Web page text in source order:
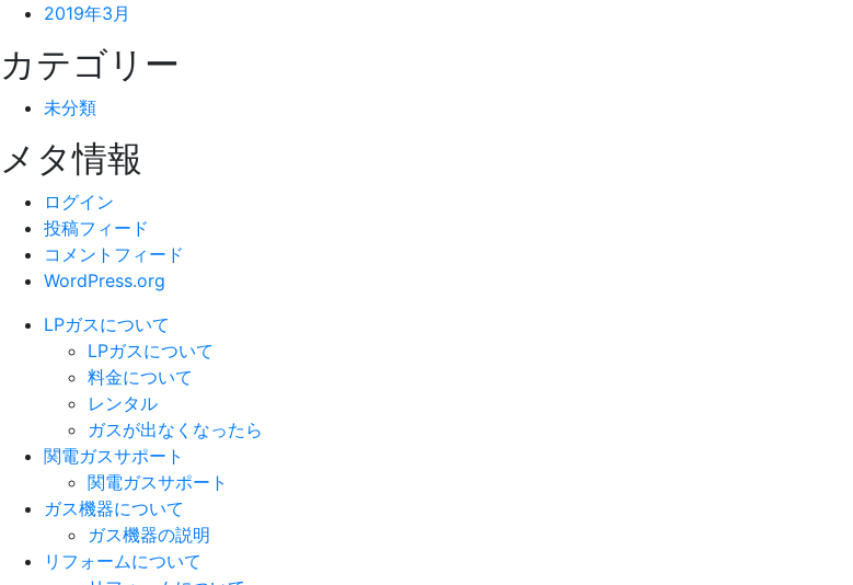
2019年3月
カテゴリー
未分類
メタ情報
ログイン
投稿フィード
コメントフィード
WordPress.org
LPガスについて
LPガスについて
料金について
レンタル
ガスが出なくなったら
関電ガスサポート
関電ガスサポート
ガス機器について
ガス機器の説明
リフォームについて